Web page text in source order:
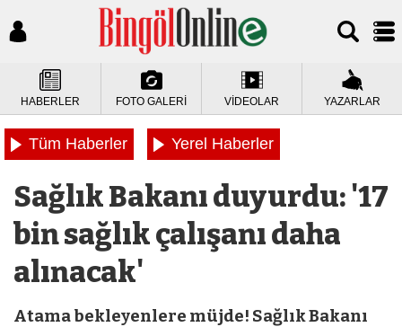
HABERLER FOTO GALERİ VİDEOLAR YAZARLAR
Tüm Haberler Yerel Haberler
Sağlık Bakanı duyurdu: '17
bin sağlık çalışanı daha
alınacak'
Atama bekleyenlere müjde! Sağlık Bakanı